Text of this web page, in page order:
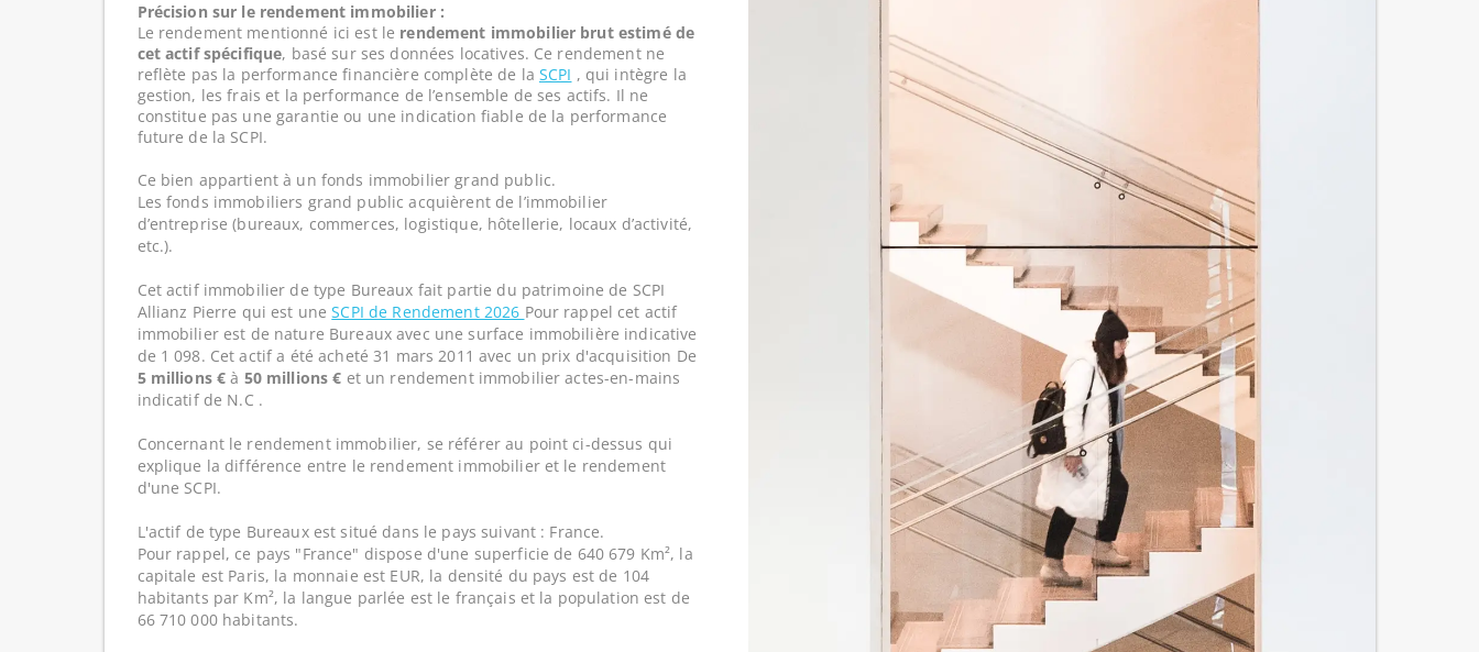
Précision sur le rendement immobilier :
Le rendement mentionné ici est le rendement immobilier brut estimé de
cet actif spécifique, basé sur ses données locatives. Ce rendement ne
reflète pas la performance financière complète de la SCPI , qui intègre la
gestion, les frais et la performance de l’ensemble de ses actifs. Il ne
constitue pas une garantie ou une indication fiable de la performance
future de la SCPI.
Ce bien appartient à un fonds immobilier grand public.
Les fonds immobiliers grand public acquièrent de l’immobilier
d’entreprise (bureaux, commerces, logistique, hôtellerie, locaux d’activité,
etc.).
Cet actif immobilier de type Bureaux fait partie du patrimoine de SCPI
Allianz Pierre qui est uneSCPI de Rendement 2026 Pour rappel cet actif
immobilier est de nature Bureaux avec une surface immobilière indicative
de 1 098. Cet actif a été acheté 31 mars 2011 avec un prix d'acquisition De
5 millions € à 50 millions € et un rendement immobilier actes-en-mains
indicatif de N.C .
Concernant le rendement immobilier, se référer au point ci-dessus qui
explique la différence entre le rendement immobilier et le rendement
d'une SCPI.
L'actif de type Bureaux est situé dans le pays suivant : France.
Pour rappel, ce pays "France" dispose d'une superficie de 640 679 Km², la
capitale est Paris, la monnaie est EUR, la densité du pays est de 104
habitants par Km², la langue parlée est le français et la population est de
66 710 000 habitants.